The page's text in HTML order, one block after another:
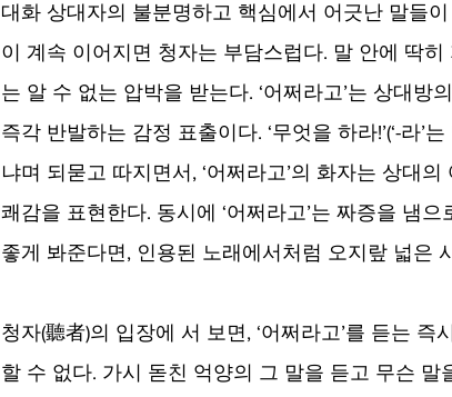
대화 상대자의 불분명하고 핵심에서 어긋난 말들
이 계속 이어지면 청자는 부담스럽다. 말 안에 딱
는 알 수 없는 압박을 받는다. ‘어쩌라고’는 상대방
즉각 반발하는 감정 표출이다. ‘무엇을 하라!’(‘-라’
냐며 되묻고 따지면서, ‘어쩌라고’의 화자는 상대
쾌감을 표현한다. 동시에 ‘어쩌라고’는 짜증을 냄
좋게 봐준다면, 인용된 노래에서처럼 오지랖 넓은
청자(聽者)의 입장에 서 보면, ‘어쩌라고’를 듣는
할 수 없다. 가시 돋친 억양의 그 말을 듣고 무슨 말